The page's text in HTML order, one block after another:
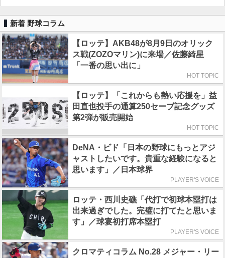
新着 野球コラム
【ロッテ】AKB48が8月9日のオリック
ス戦(ZOZOマリン)に来場／佐藤綺星
「一番の思い出に」
HOT TOPIC
【ロッテ】「これからも熱い応援を」益
田直也投手の通算250セーブ記念グッズ
第2弾が販売開始
HOT TOPIC
DeNA・ビド「日本の野球にもっとアジ
ャストしたいです。貴重な経験になると
思います」／日本球界
PLAYER'S VOICE
ロッテ・西川史礁「代打で初球本塁打は
出来過ぎでした。完璧に打てたと思いま
す」／球宴初打席本塁打
PLAYER'S VOICE
クロマティコラム No.28 メジャー・リー